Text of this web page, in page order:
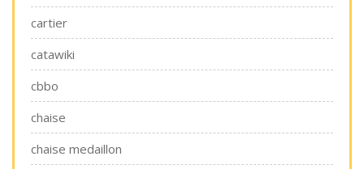
cartier
catawiki
cbbo
chaise
chaise medaillon